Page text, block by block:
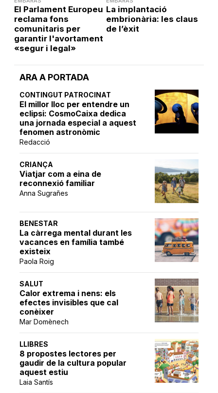
ARA A PORTADA
CONTINGUT PATROCINAT
El millor lloc per entendre un
eclipsi: CosmoCaixa dedica
una jornada especial a aquest
fenomen astronòmic
Redacció
CRIANÇA
Viatjar com a eina de
reconnexió familiar
Anna Sugrañes
BENESTAR
La càrrega mental durant les
vacances en família també
existeix
Paola Roig
SALUT
Calor extrema i nens: els
efectes invisibles que cal
conèixer
Mar Domènech
LLIBRES
8 propostes lectores per
gaudir de la cultura popular
aquest estiu
Laia Santís
El Parlament Europeu
reclama fons
comunitaris per
garantir l'avortament
«segur i legal»
La implantació
embrionària: les claus
de l’èxit